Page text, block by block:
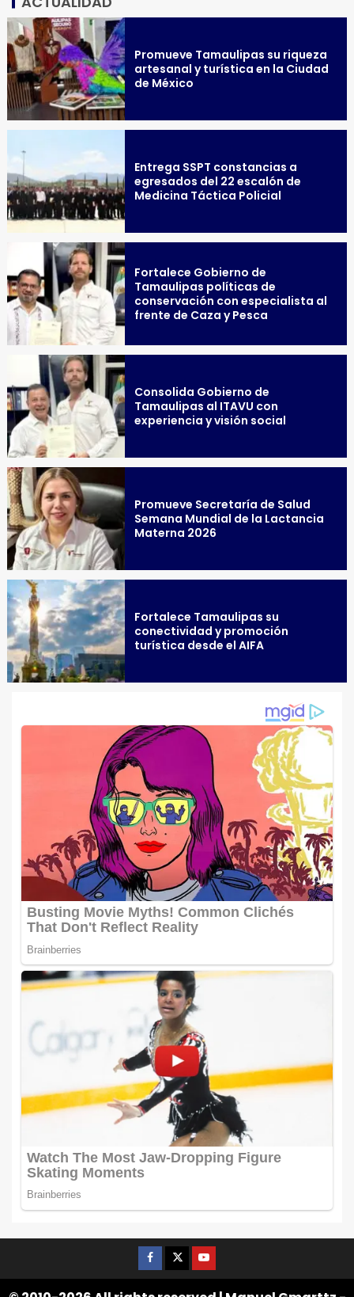
Promueve Tamaulipas su riqueza
artesanal y turística en la Ciudad
de México
Entrega SSPT constancias a
egresados del 22 escalón de
Medicina Táctica Policial
Fortalece Gobierno de
Tamaulipas políticas de
conservación con especialista al
frente de Caza y Pesca
Consolida Gobierno de
Tamaulipas al ITAVU con
experiencia y visión social
Promueve Secretaría de Salud
Semana Mundial de la Lactancia
Materna 2026
Fortalece Tamaulipas su
conectividad y promoción
turística desde el AIFA